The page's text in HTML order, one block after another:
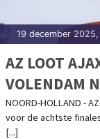
19 december 2025,
AZ LOOT
VOLENDAM
TEGEN
NOORD-HOLLAND -
voor de achtste
[...]